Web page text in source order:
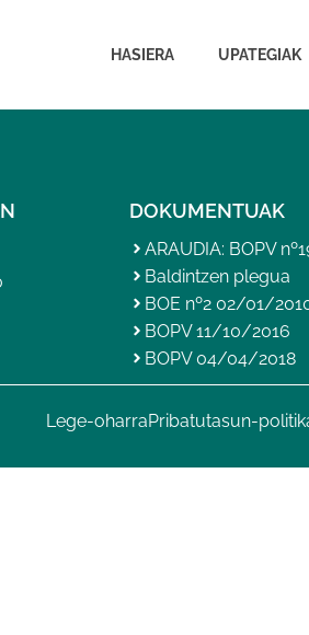
HASIERA UPATEGIAK
DOKUMENTUAK
ARAUDIA: BOPV
Baldintzen plegua
BOE nº2 02/01/
BOPV 11/10/2016
BOPV 04/04/2018
Lege-oharraPribatutasun-